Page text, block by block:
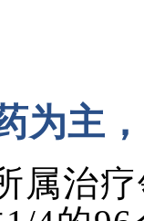
为主
属治